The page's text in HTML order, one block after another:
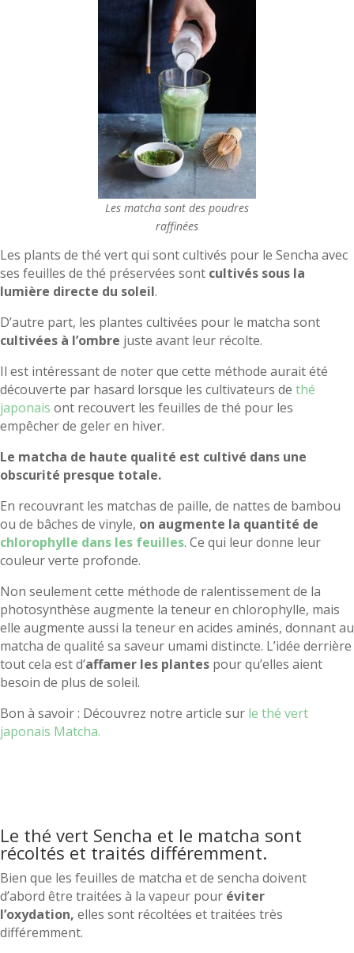
Les matcha sont des poudres
raffinées
Les plants de thé vert qui sont cultivés pour le Sencha avec
ses feuilles de thé préservées sont cultivés sous la
lumière directe du soleil.
D’autre part, les plantes cultivées pour le matcha sont
cultivées à l’ombre juste avant leur récolte.
Il est intéressant de noter que cette méthode aurait été
découverte par hasard lorsque les cultivateurs de thé
japonais ont recouvert les feuilles de thé pour les
empêcher de geler en hiver.
Le matcha de haute qualité est cultivé dans une
obscurité presque totale.
En recouvrant les matchas de paille, de nattes de bambou
ou de bâches de vinyle, on augmente la quantité de
chlorophylle dans les feuilles. Ce qui leur donne leur
couleur verte profonde.
Non seulement cette méthode de ralentissement de la
photosynthèse augmente la teneur en chlorophylle, mais
elle augmente aussi la teneur en acides aminés, donnant au
matcha de qualité sa saveur umami distincte. L’idée derrière
tout cela est d’affamer les plantes pour qu’elles aient
besoin de plus de soleil.
Bon à savoir : Découvrez notre article sur le thé vert
japonais Matcha.
Le thé vert Sencha et le matcha sont
récoltés et traités différemment.
Bien que les feuilles de matcha et de sencha doivent
d’abord être traitées à la vapeur pour éviter
l’oxydation, elles sont récoltées et traitées très
différemment.